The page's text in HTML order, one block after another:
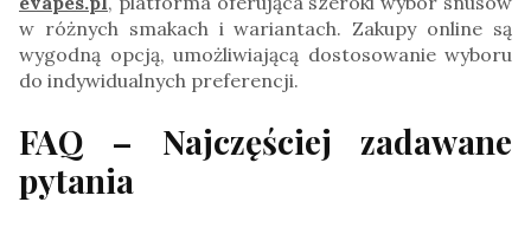
w różnych smakach i wariantach. Zakupy online są
wygodną opcją, umożliwiającą dostosowanie wyboru
do indywidualnych preferencji.
FAQ – Najczęściej zadawane
pytania